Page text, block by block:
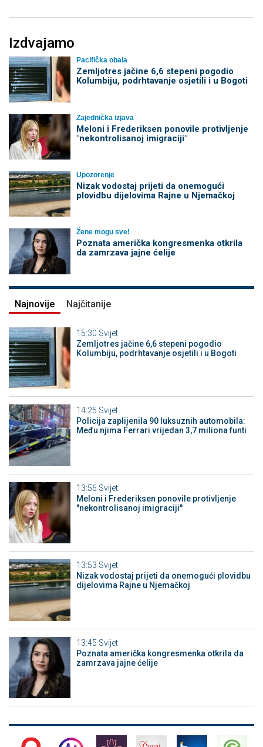
Izdvajamo
Pacifička obala
Zemljotres jačine 6,6 stepeni pogodio
Kolumbiju, podrhtavanje osjetili i u Bogoti
Zajednička izjava
Meloni i Frederiksen ponovile protivljenje
"nekontrolisanoj imigraciji"
Upozorenje
Nizak vodostaj prijeti da onemogući
plovidbu dijelovima Rajne u Njemačkoj
Žene mogu sve!
Poznata američka kongresmenka otkrila
da zamrzava jajne ćelije
Najnovije Najčitanije
15:30 Svijet
Zemljotres jačine 6,6 stepeni pogodio
Kolumbiju, podrhtavanje osjetili i u Bogoti
14:25 Svijet
Policija zaplijenila 90 luksuznih automobila:
Među njima Ferrari vrijedan 3,7 miliona funti
13:56 Svijet
Meloni i Frederiksen ponovile protivljenje
"nekontrolisanoj imigraciji"
13:53 Svijet
Nizak vodostaj prijeti da onemogući plovidbu
dijelovima Rajne u Njemačkoj
13:45 Svijet
Poznata američka kongresmenka otkrila da
zamrzava jajne ćelije